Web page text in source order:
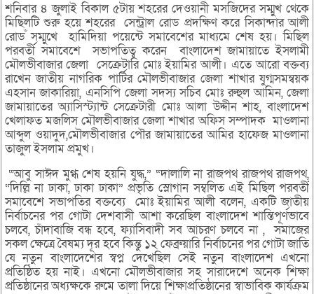
শনিবার ৪ জুলাই বিকাল ৫টায় শহরের দেওয়ানী মসজিদের সম্মুখ থেকে
মিছিলটি শুরু হয়ে শহরের সেন্ট্রাল রোড প্রদক্ষিণ করে সিকান্দার আলী
রোড ঁসম্মুখে হামিদিয়া পয়েন্টে সমাবেশের মাধ্যমে শেষ হয়। মিছিল
পরবর্তী সমাবেশে সভাপতিত্ব করেন বাংলাদেশ জামায়াতে ইসলামী
মৌলভীবাজার জেলা সেক্রেটারি মোঃ ইয়ামির আলী। এতে আরো বক্তব্য
রাখেন জাতীয় নাগরিক পার্টির মৌলভীবাজার জেলা শাখার যুগ্মসমন্বয়ক
এহসান জাকারিয়া, এনসিপি জেলা সদস্য সচিব মোঃ রুহুল আমিন, জেলা
জামায়াতের অ্যাসিস্ট্যান্ট সেক্রেটারী মোঃ আলা উদ্দীন শাহ, বাংলাদেশ
খেলাফত মজলিস মৌলভীবাজার জেলা শাখার অফিস সম্পাদক মাওলানা
আব্দুল ওয়াদুদ,মৌলভীবাজার পৌর জামায়াতের আমির হাফেজ মাওলানা
তাজুল ইসলাম প্রমুখ।
“আবু সাঈদ মুগ্ধ শেষ হয়নি যুদ্ধ,” “দালালি না রাজপথ রাজপথ রাজপথ,
“দিল্লি না ঢাকা, ঢাকা ঢাকা” প্রভৃতি স্লোগান সম্বলিত এই মিছিল পরবর্তী
সমাবেশে সভাপতির বক্তব্যে মোঃ ইয়ামির আলী বলেন, একটি জাতীয়
নির্বাচনের পর গোটা দেশবাসী আশা করেছিল বাংলাদেশ শান্তিপূর্ণভাবে
চলবে, চাঁদাবাজি বন্ধ হবে, ফ্যাসিবাদী সব আচরণ চলবে না , সমাজের
সকল ক্ষেত্রে বৈষম্য দূর হবে কিন্তু ১২ ফেব্রুয়ারি নির্বাচনের পর গোটা জাতি
যে নতুন বাংলাদেশের স্বপ্ন দেখেছিল সেই নতুন বাংলাদেশ এখনো
প্রতিষ্ঠিত হয় নাই। এখনো মৌলভীবাজার সহ সারাদেশে অনেক শিক্ষা
প্রতিষ্ঠানের অধ্যক্ষকে রুমে তালা দিয়ে শিক্ষাপ্রতিষ্ঠানের স্বাভাবিক কার্যক্রম